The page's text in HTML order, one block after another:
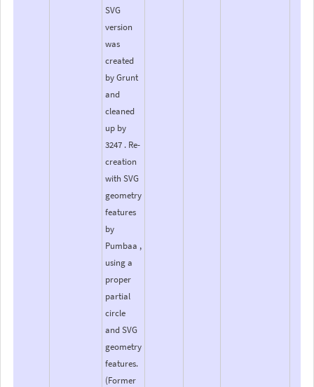
SVG
version
was
created
by Grunt
and
cleaned
up by
3247 . Re-
creation
with SVG
geometry
features
by
Pumbaa ,
using a
proper
partial
circle
and SVG
geometry
features.
(Former